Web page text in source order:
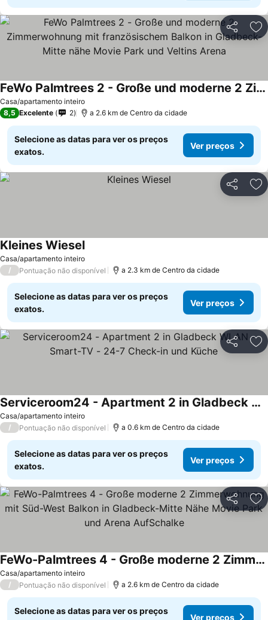
Partilhar
Casa/apartamento inteiro
FeWo Palmtrees 2 - Große und moderne 2 Zimmerwohnung mit französischem Balkon in Gladbeck-Mitte nähe Movie Park und Veltins Arena
8,5 Excelente 2 a 2.6 km de Centro da cidade
Selecione as datas para ver os preços
exatos.
Ver preços
Partilhar
Casa/apartamento inteiro
Kleines Wiesel
/ Pontuação não disponível a 2.3 km de Centro da cidade
Selecione as datas para ver os preços
exatos.
Ver preços
Partilhar
Casa/apartamento inteiro
Serviceroom24 - Apartment 2 in Gladbeck WLAN - Smart-TV - 24-7 Check-in und Küche
/ Pontuação não disponível a 0.6 km de Centro da cidade
Selecione as datas para ver os preços
exatos.
Ver preços
Partilhar
Casa/apartamento inteiro
FeWo-Palmtrees 4 - Große moderne 2 Zimmerwohnung mit Süd-West Balkon in Gladbeck-Mitte Nähe Movie Park und Arena AufSchalke
/ Pontuação não disponível a 2.6 km de Centro da cidade
Selecione as datas para ver os preços
Ver preços